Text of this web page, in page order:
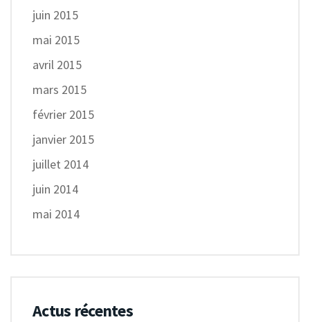
juin 2015
mai 2015
avril 2015
mars 2015
février 2015
janvier 2015
juillet 2014
juin 2014
mai 2014
Actus récentes